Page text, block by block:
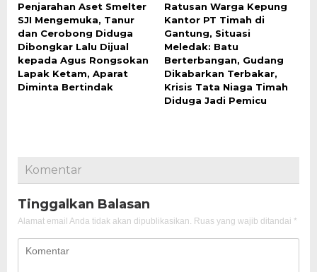
Penjarahan Aset Smelter
SJI Mengemuka, Tanur
dan Cerobong Diduga
Dibongkar Lalu Dijual
kepada Agus Rongsokan
Lapak Ketam, Aparat
Diminta Bertindak
Ratusan Warga Kepung
Kantor PT Timah di
Gantung, Situasi
Meledak: Batu
Berterbangan, Gudang
Dikabarkan Terbakar,
Krisis Tata Niaga Timah
Diduga Jadi Pemicu
Komentar
Tinggalkan Balasan
Alamat email Anda tidak akan dipublikasikan. Ruas yang wajib ditandai *